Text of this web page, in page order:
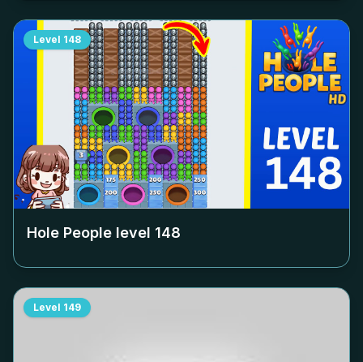
Level 148
Hole People level 148
Level 149